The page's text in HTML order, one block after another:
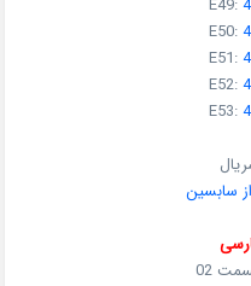
E49:
E50:
E51:
E52:
E53:
سابسین